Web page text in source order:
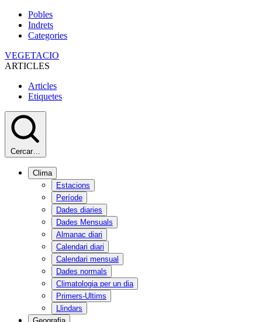
Pobles
Indrets
Categories
VEGETACIO
ARTICLES
Articles
Etiquetes
Cercar…
Clima
Estacions
Període
Dades diaries
Dades Mensuals
Almanac diari
Calendari diari
Calendari mensual
Dades normals
Climatologia per un dia
Primers-Ultims
Llindars